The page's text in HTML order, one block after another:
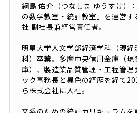
綱島 佑介（つなしま ゆうすけ）
の数学教室・統計教室」を運営
社 副社長兼経営責任者。
明星大学人文学部経済学科（現経
科）卒業。多摩中央信用金庫（現
庫）、製造業品質管理・工程管理
ック事務長と異色の経歴を経て
ら株式会社に入社。